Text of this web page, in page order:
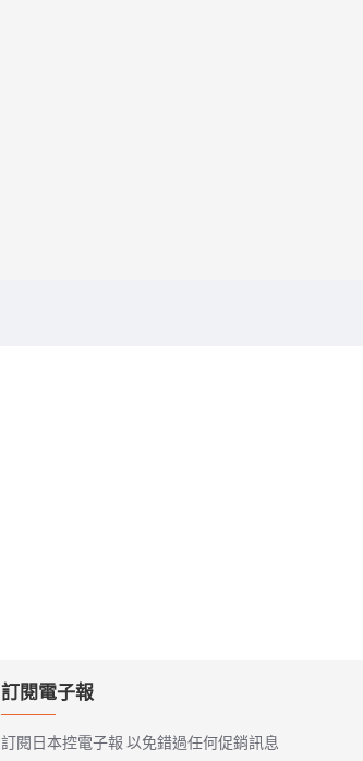
訂閱電子報
訂閱日本控電子報 以免錯過任何促銷訊息